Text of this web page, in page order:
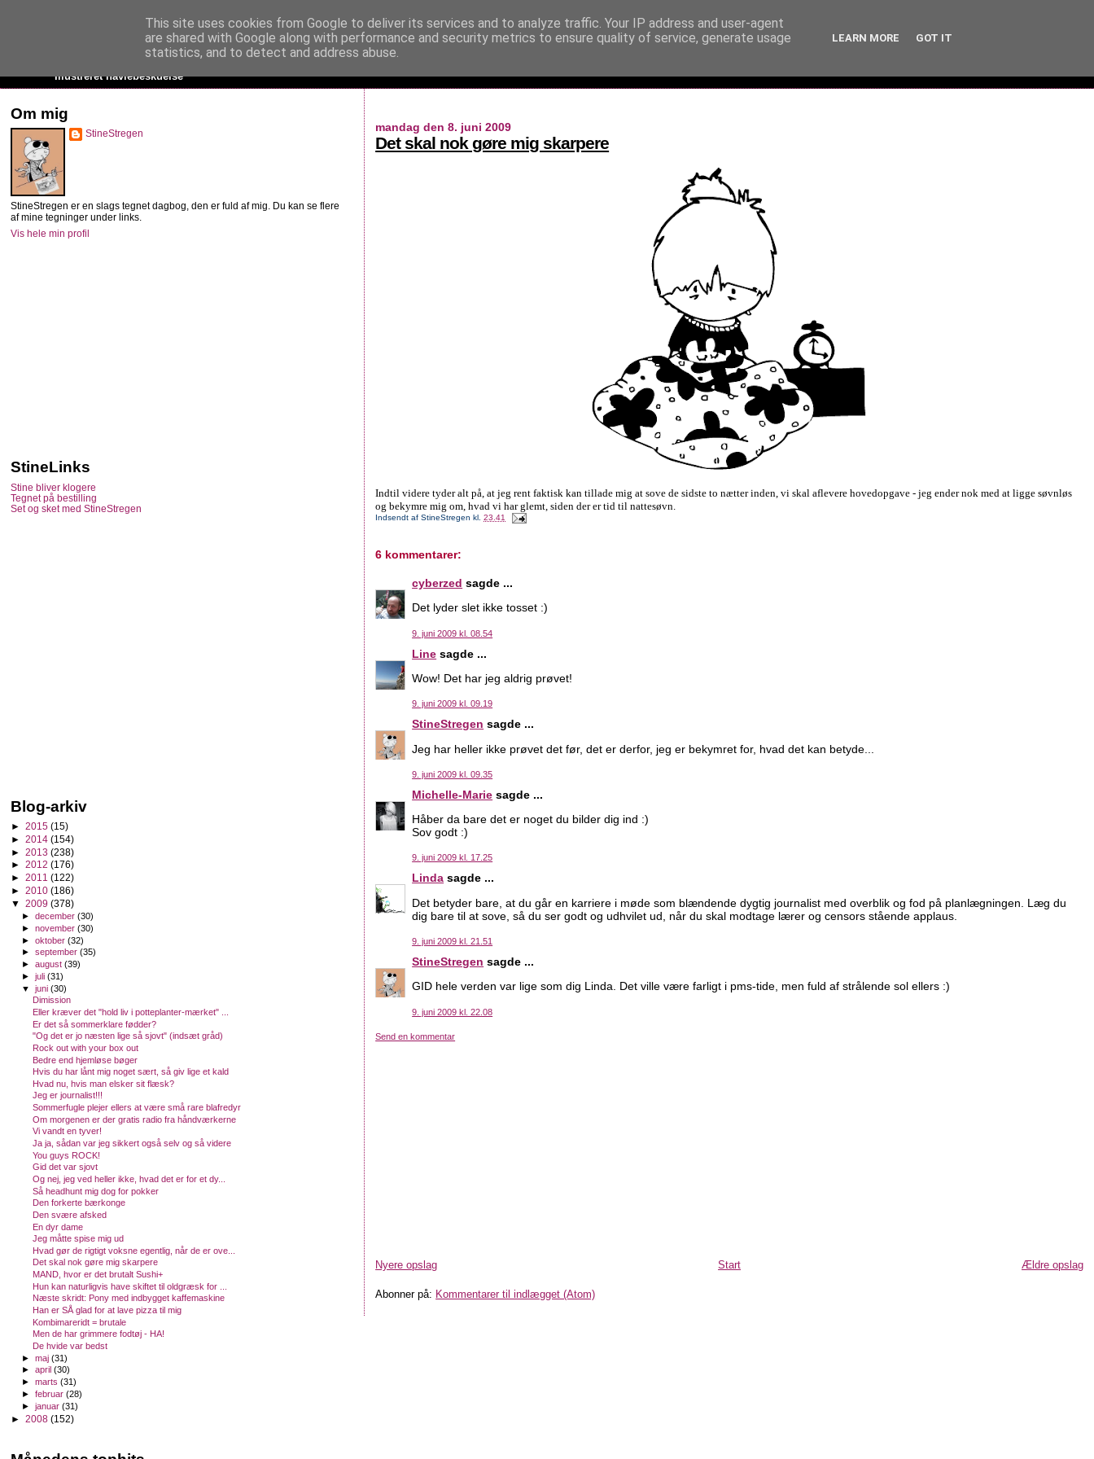
StineStregen
Illustreret navlebeskuelse
mandag den 8. juni 2009
Det skal nok gøre mig skarpere
Indtil videre tyder alt på, at jeg rent faktisk kan tillade mig at sove de sidste to nætter inden, vi skal aflevere hovedopgave - jeg ender nok med at ligge søvnløs
og bekymre mig om, hvad vi har glemt, siden der er tid til nattesøvn.
Indsendt afStineStregen kl.23.41
6 kommentarer:
cyberzed sagde ...
Det lyder slet ikke tosset :)
9. juni 2009 kl. 08.54
Line sagde ...
Wow! Det har jeg aldrig prøvet!
9. juni 2009 kl. 09.19
StineStregen sagde ...
Jeg har heller ikke prøvet det før, det er derfor, jeg er bekymret for, hvad det kan betyde...
9. juni 2009 kl. 09.35
Michelle-Marie sagde ...
Håber da bare det er noget du bilder dig ind :)
Sov godt :)
9. juni 2009 kl. 17.25
Linda sagde ...
Det betyder bare, at du går en karriere i møde som blændende dygtig journalist med overblik og fod på planlægningen. Læg du
dig bare til at sove, så du ser godt og udhvilet ud, når du skal modtage lærer og censors stående applaus.
9. juni 2009 kl. 21.51
StineStregen sagde ...
GID hele verden var lige som dig Linda. Det ville være farligt i pms-tide, men fuld af strålende sol ellers :)
9. juni 2009 kl. 22.08
Send en kommentar
Nyere opslag Ældre opslag
Start
Abonner på: Kommentarer til indlægget (Atom)
Om mig
StineStregen
StineStregen er en slags tegnet dagbog, den er fuld af mig. Du kan se flere
af mine tegninger under links.
Vis hele min profil
StineLinks
Stine bliver klogere
Tegnet på bestilling
Set og sket med StineStregen
Blog-arkiv
► 2015 (15)
► 2014 (154)
► 2013 (238)
► 2012 (176)
► 2011 (122)
► 2010 (186)
▼ 2009 (378)
►december(30)
►november(30)
►oktober(32)
►september(35)
►august(39)
►juli(31)
▼juni(30)
Dimission
Eller kræver det "hold liv i potteplanter-mærket" ...
Er det så sommerklare fødder?
"Og det er jo næsten lige så sjovt" (indsæt gråd)
Rock out with your box out
Bedre end hjemløse bøger
Hvis du har lånt mig noget sært, så giv lige et kald
Hvad nu, hvis man elsker sit flæsk?
Jeg er journalist!!!
Sommerfugle plejer ellers at være små rare blafredyr
Om morgenen er der gratis radio fra håndværkerne
Vi vandt en tyver!
Ja ja, sådan var jeg sikkert også selv og så videre
You guys ROCK!
Gid det var sjovt
Og nej, jeg ved heller ikke, hvad det er for et dy...
Så headhunt mig dog for pokker
Den forkerte bærkonge
Den svære afsked
En dyr dame
Jeg måtte spise mig ud
Hvad gør de rigtigt voksne egentlig, når de er ove...
Det skal nok gøre mig skarpere
MAND, hvor er det brutalt Sushi+
Hun kan naturligvis have skiftet til oldgræsk for ...
Næste skridt: Pony med indbygget kaffemaskine
Han er SÅ glad for at lave pizza til mig
Kombimareridt = brutale
Men de har grimmere fodtøj - HA!
De hvide var bedst
►maj(31)
►april(30)
►marts(31)
►februar(28)
►januar(31)
► 2008 (152)
This site uses cookies from Google to deliver its services and to analyze traffic. Your IP address and user-agent
are shared with Google along with performance and security metrics to ensure quality of service, generate usage
statistics, and to detect and address abuse.
LEARN MORE GOT IT